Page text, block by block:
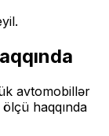
avtomobillər
haqqında